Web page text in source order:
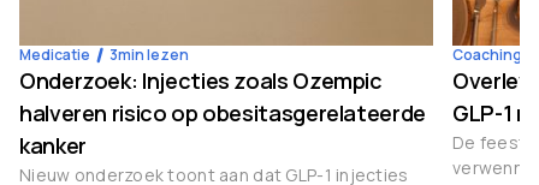
Medicatie 3min lezen
Onderzoek: Injecties zoals Ozempic
halveren risico op obesitasgerelateerde
kanker
Nieuw onderzoek toont aan dat GLP-1 injecties
Coaching
GLP-1
De